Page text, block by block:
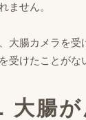
ません。
大腸カメラを
受けたことが
大腸